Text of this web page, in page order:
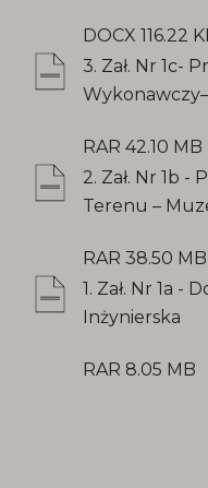
DOCX 116.22
3. Zał. Nr 1c-
RAR 42.10 MB
2. Zał. Nr 1b
Terenu –
RAR 38.50 MB
1. Zał. Nr 1a -
Inżynierska
RAR 8.05 MB